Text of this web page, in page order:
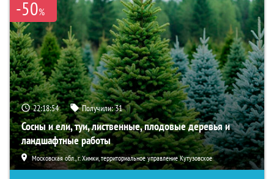
-50%
22:18:53 Получили:31
Сосны и ели, туи, лиственные, плодовые деревья и
ландшафтные работы
Московская обл., г. Химки, территориальное управление Кутузовское